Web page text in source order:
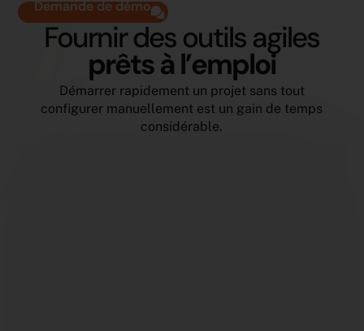
Demande de démo
Fournir des outils agiles
prêts à l’emploi
Démarrer rapidement un projet sans tout
configurer manuellement est un gain de temps
considérable.